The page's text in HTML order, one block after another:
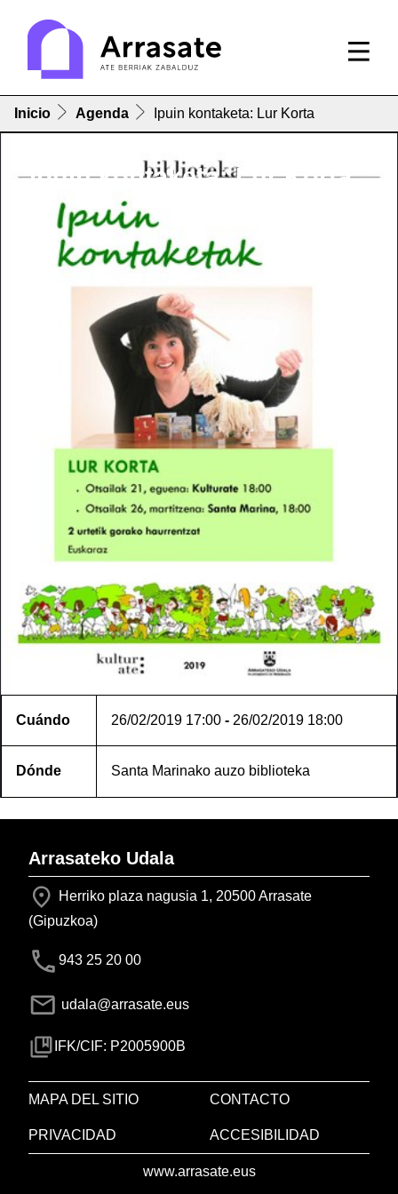
Inicio Agenda Ipuin kontaketa: Lur Korta
Ipuin kontaketa: Lur Korta
Cuándo 26/02/2019 17:00 - 26/02/2019 18:00
Dónde Santa Marinako auzo biblioteka
Arrasateko Udala
Herriko plaza nagusia 1, 20500 Arrasate
(Gipuzkoa)
943 25 20 00
udala@arrasate.eus
IFK/CIF: P2005900B
MAPA DEL SITIO CONTACTO
PRIVACIDAD ACCESIBILIDAD
www.arrasate.eus